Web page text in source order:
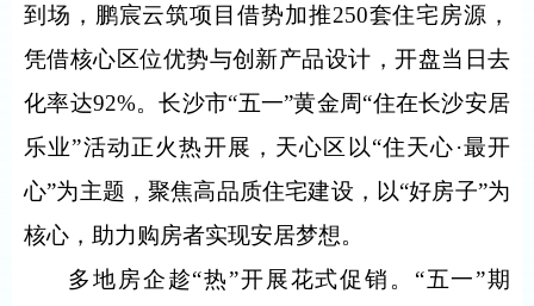
到场，鹏宸云筑项目借势加推250套住宅房源，
凭借核心区位优势与创新产品设计，开盘当日去
化率达92%。长沙市“五一”黄金周“住在长沙安居
乐业”活动正火热开展，天心区以“住天心·最开
心”为主题，聚焦高品质住宅建设，以“好房子”为
核心，助力购房者实现安居梦想。
多地房企趁“热”开展花式促销。“五一”期